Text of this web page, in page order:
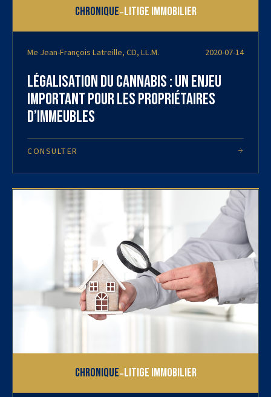
Chronique-Litige immobilier
Me Jean-François Latreille, CD, LL.M. 2020-07-14
Légalisation du cannabis : un enjeu
important pour les propriétaires
d’immeubles
CONSULTER
Chronique-Litige immobilier